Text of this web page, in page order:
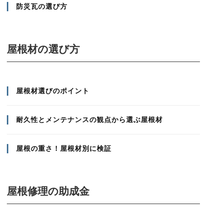
防災瓦の選び方
屋根材の選び方
屋根材選びのポイント
耐久性とメンテナンスの観点から選ぶ屋根材
屋根の重さ！屋根材別に検証
屋根修理の助成金